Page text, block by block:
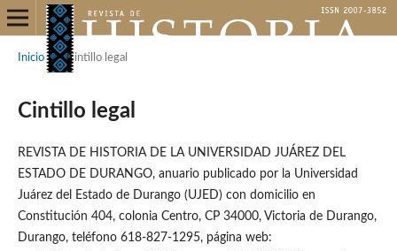
Inicio / Cintillo legal
Cintillo legal
REVISTA DE HISTORIA DE LA UNIVERSIDAD JUÁREZ DEL
ESTADO DE DURANGO, anuario publicado por la Universidad
Juárez del Estado de Durango (UJED) con domicilio en
Constitución 404, colonia Centro, CP 34000, Victoria de Durango,
Durango, teléfono 618-827-1295, página web: